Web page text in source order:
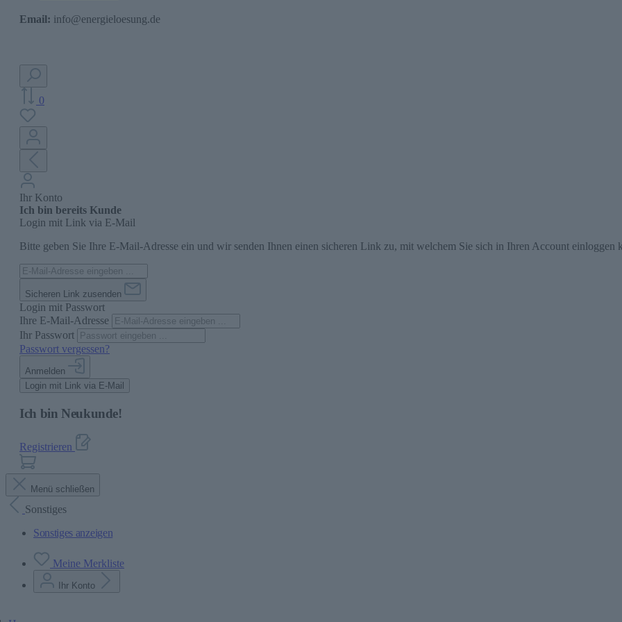
Email: info@energieloesung.de
0
Ihr Konto
Ich bin bereits Kunde
Login mit Link via E-Mail
Bitte geben Sie Ihre E-Mail-Adresse ein und wir senden Ihnen einen sicheren Link zu, mit welchem Sie sich in Ihren Account einloggen
Sicheren Link zusenden
Login mit Passwort
Ihre E-Mail-Adresse
Ihr Passwort
Passwort vergessen?
Anmelden
Login mit Link via E-Mail
Ich bin Neukunde!
Registrieren
Menü schließen
Sonstiges
Sonstiges anzeigen
Meine Merkliste
Ihr Konto